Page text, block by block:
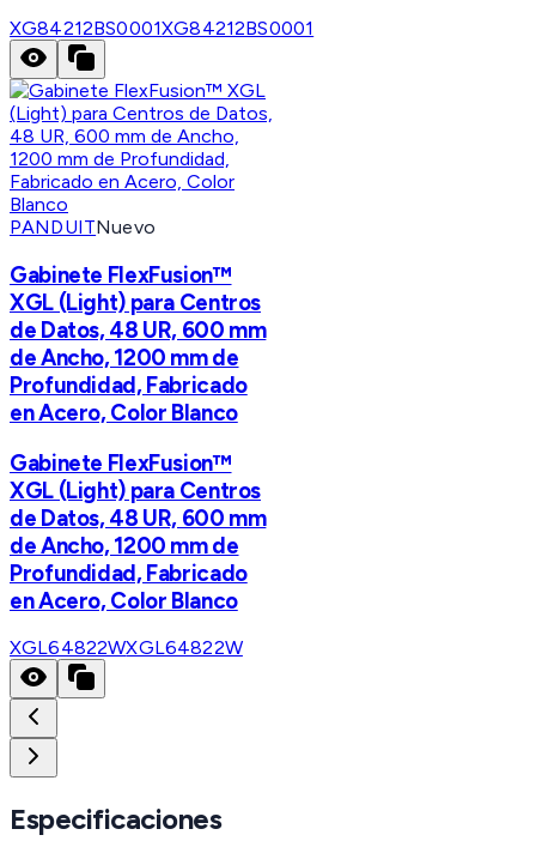
XG84212BS0001XG84212BS0001
PANDUITNuevo
Gabinete FlexFusion™
XGL (Light) para Centros
de Datos, 48 UR, 600 mm
de Ancho, 1200 mm de
Profundidad, Fabricado
en Acero, Color Blanco
Gabinete FlexFusion™
XGL (Light) para Centros
de Datos, 48 UR, 600 mm
de Ancho, 1200 mm de
Profundidad, Fabricado
en Acero, Color Blanco
XGL64822WXGL64822W
Especificaciones